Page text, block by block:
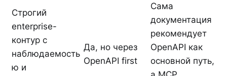
Строгий
enterprise-
контур с
наблюдаемость
ю и
Да, но через
OpenAPI first
Сама
документация
рекомендует
OpenAPI как
основной путь,